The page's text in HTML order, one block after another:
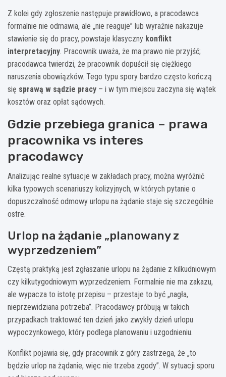
Z kolei gdy zgłoszenie następuje prawidłowo, a pracodawca
formalnie nie odmawia, ale „nie reaguje” lub wyraźnie nakazuje
stawienie się do pracy, powstaje klasyczny konflikt
interpretacyjny. Pracownik uważa, że ma prawo nie przyjść;
pracodawca twierdzi, że pracownik dopuścił się ciężkiego
naruszenia obowiązków. Tego typu spory bardzo często kończą
się sprawą w sądzie pracy – i w tym miejscu zaczyna się wątek
kosztów oraz opłat sądowych.
Gdzie przebiega granica – prawa
pracownika vs interes
pracodawcy
Analizując realne sytuacje w zakładach pracy, można wyróżnić
kilka typowych scenariuszy kolizyjnych, w których pytanie o
dopuszczalność odmowy urlopu na żądanie staje się szczególnie
ostre.
Urlop na żądanie „planowany z
wyprzedzeniem”
Częstą praktyką jest zgłaszanie urlopu na żądanie z kilkudniowym
czy kilkutygodniowym wyprzedzeniem. Formalnie nie ma zakazu,
ale wypacza to istotę przepisu – przestaje to być „nagła,
nieprzewidziana potrzeba”. Pracodawcy próbują w takich
przypadkach traktować ten dzień jako zwykły dzień urlopu
wypoczynkowego, który podlega planowaniu i uzgodnieniu.
Konflikt pojawia się, gdy pracownik z góry zastrzega, że „to
będzie urlop na żądanie, więc nie trzeba zgody”. W sytuacji sporu